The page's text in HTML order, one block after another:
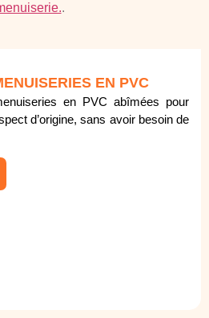
.
EN PVC
en PVC abîmées pour
d’origine, sans avoir besoin de